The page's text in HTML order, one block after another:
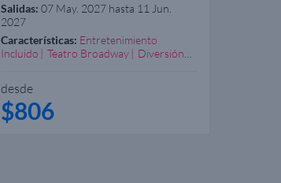
Salidas: 07 May. 2027 hasta 11 Jun.
2027
Características: Entretenimiento
Incluido
Teatro Broadway
Diversión
desde
$806